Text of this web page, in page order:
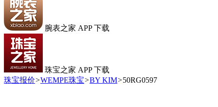
腕表之家 APP 下载
珠宝之家 APP 下载
珠宝报价>WEMPE珠宝>BY KIM>50RG0597